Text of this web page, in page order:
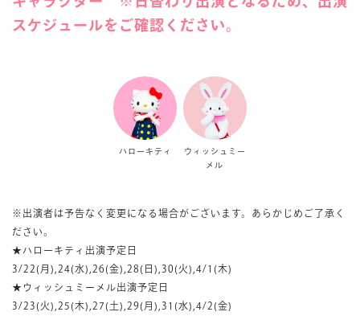
スケジュールをご確認ください。
ハローキティ
ウィッシュミー
メル
※出演者は予告なく変更になる場合がございます。あらかじめご了承く
ださい。
★ハローキティ出演予定日
3/22(月),24(水),26(金),28(日),30(火),4/1(木)
★ウィッシュミーメル出演予定日
3/23(火),25(木),27(土),29(月),31(水),4/2(金)